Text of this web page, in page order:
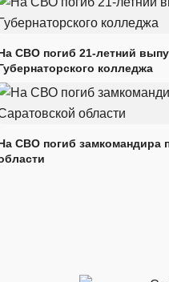
СВО погиб 21-летний
колледжа
СВО погиб замкомандира